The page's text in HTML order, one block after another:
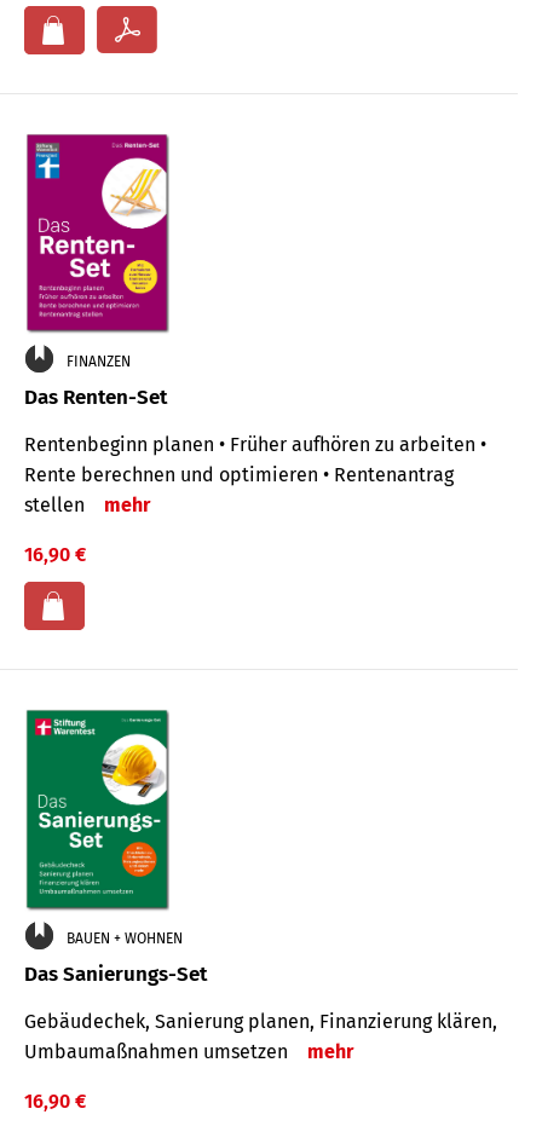
FINANZEN
Das Renten-Set
Rentenbeginn planen • Früher aufhören zu arbeiten •
Rente berechnen und optimieren • Rentenantrag
stellen
mehr
16,90 €
BAUEN + WOHNEN
Das Sanierungs-Set
Gebäudechek, Sanierung planen, Finanzierung klären,
Umbaumaßnahmen umsetzen
mehr
16,90 €